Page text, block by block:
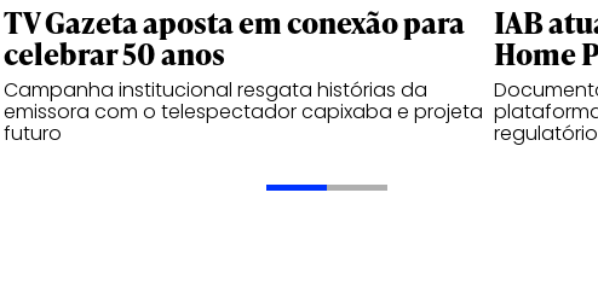
TV Gazeta aposta em conexão para
celebrar 50 anos
Campanha institucional resgata histórias da
emissora com o telespectador capixaba e projeta
futuro
IAB
Home